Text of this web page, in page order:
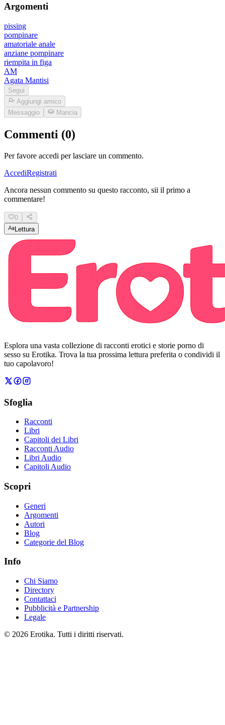
Argomenti
pissing
pompinare
amatoriale anale
anziane pompinare
riempita in figa
AM
Agata Mantisi
Segui
Aggiungi amico
Messaggio
Mancia
Commenti (0)
Per favore accedi per lasciare un commento.
AccediRegistrati
Ancora nessun commento su questo racconto, sii il primo a
commentare!
0
Lettura
Esplora una vasta collezione di racconti erotici e storie porno di
sesso su Erotika. Trova la tua prossima lettura preferita o condividi il
tuo capolavoro!
Sfoglia
Racconti
Libri
Capitoli dei Libri
Racconti Audio
Libri Audio
Capitoli Audio
Scopri
Generi
Argomenti
Autori
Blog
Categorie del Blog
Info
Chi Siamo
Directory
Contattaci
Pubblicità e Partnership
Legale
© 2026 Erotika. Tutti i diritti riservati.